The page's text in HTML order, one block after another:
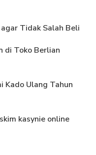
Tidak Salah Beli
di Toko Berlian
Kado Ulang Tahun
kasynie online